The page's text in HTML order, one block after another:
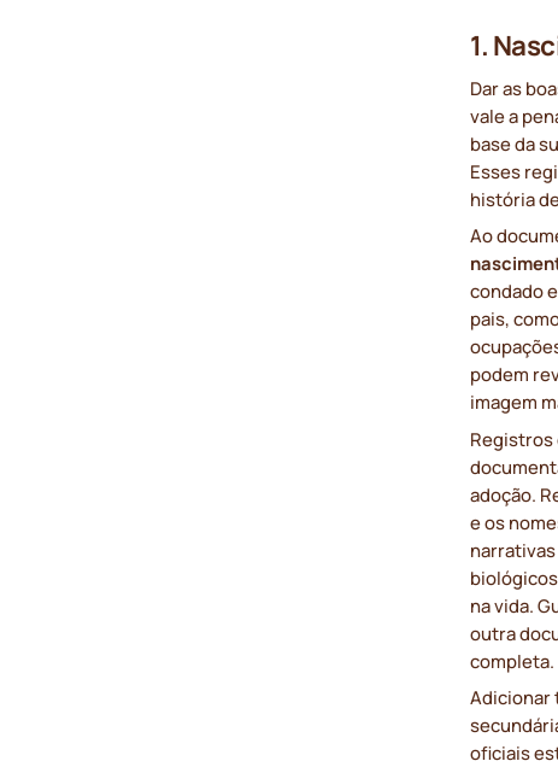
1.
Dar as
vale a
base da
Esses
história
Ao
condado
pais,
podem
imagem
Registros
adoção.
e os
na vida.
outra
completa.
Adicionar
oficiais